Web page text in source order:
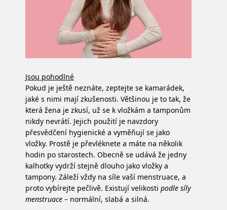
Jsou pohodlné
Pokud je ještě neznáte, zeptejte se kamarádek,
jaké s nimi mají zkušenosti. Většinou je to tak, že
která žena je zkusí, už se k vložkám a tamponům
nikdy nevrátí. Jejich použití je navzdory
přesvědčení hygienické a vyměňují se jako
vložky. Prostě je převléknete a máte na několik
hodin po starostech. Obecně se udává že jedny
kalhotky vydrží stejně dlouho jako vložky a
tampony. Záleží vždy na síle vaší menstruace, a
proto vybírejte pečlivě. Existují velikosti podle síly
menstruace – normální, slabá a silná.